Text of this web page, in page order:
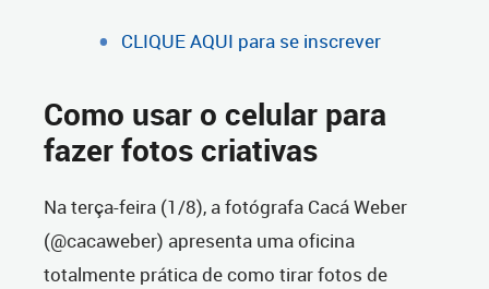
CLIQUE AQUI para se inscrever
Como usar o celular para
fazer fotos criativas
Na terça-feira (1/8), a fotógrafa Cacá Weber
(@cacaweber) apresenta uma oficina
totalmente prática de como tirar fotos de